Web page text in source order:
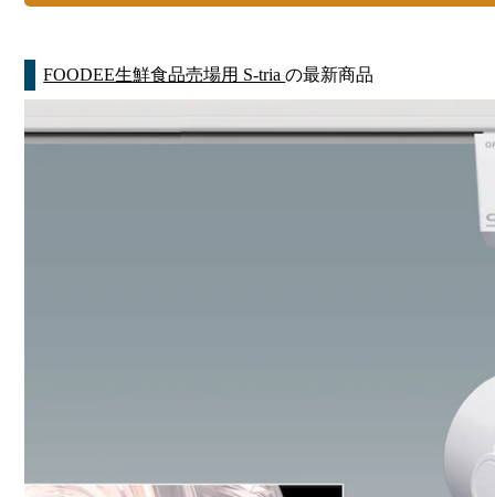
FOODEE生鮮食品売場用 S-triaの最新商品